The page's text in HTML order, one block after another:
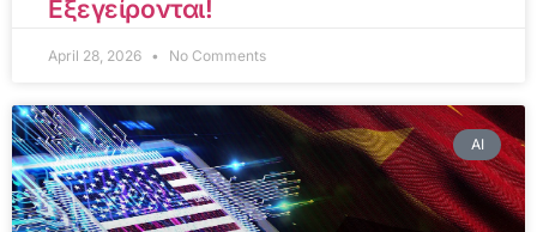
Εξεγείρονται!
April 28, 2026 No Comments
AI